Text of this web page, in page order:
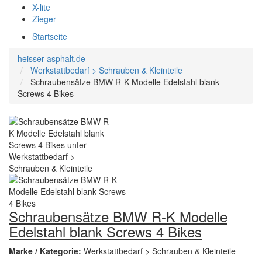
X-lite
Zieger
Startseite
heisser-asphalt.de
Werkstattbedarf > Schrauben & Kleinteile
Schraubensätze BMW R-K Modelle Edelstahl blank
Screws 4 Bikes
Schraubensätze BMW R-K Modelle
Edelstahl blank Screws 4 Bikes
Marke / Kategorie: Werkstattbedarf > Schrauben & Kleinteile